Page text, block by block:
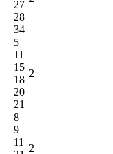
27
28
34
5
11
15
18
20
21
2
8
9
11
2